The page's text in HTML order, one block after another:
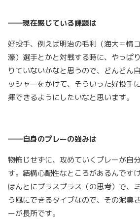
――現在感じている課題は
好投手、例えば明治の毛利（海大＝情
濠）選手とかと対戦する時に、やっぱ
りていないかなと思うので、どんどん
ッシャーをかけて、そういった好投手
揮できるようにしたいなと思います。
――自身のプレーの強みは
物怖じせずに、攻めていくプレーが自
す。結構心配性なところがあるんです
ほんとにプラスプラス（の思考）で、
う風にできるタイプなので、その泥臭
ーが長所です。